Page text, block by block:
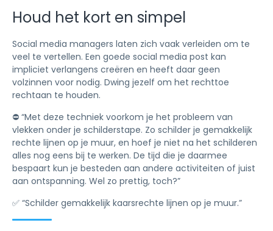
Houd het kort en simpel
Social media managers laten zich vaak verleiden om te
veel te vertellen. Een goede social media post kan
impliciet verlangens creëren en heeft daar geen
volzinnen voor nodig. Dwing jezelf om het rechttoe
rechtaan te houden.
⛔️ “Met deze techniek voorkom je het probleem van
vlekken onder je schilderstape. Zo schilder je gemakkelijk
rechte lijnen op je muur, en hoef je niet na het schilderen
alles nog eens bij te werken. De tijd die je daarmee
bespaart kun je besteden aan andere activiteiten of juist
aan ontspanning. Wel zo prettig, toch?”
✅ “Schilder gemakkelijk kaarsrechte lijnen op je muur.”